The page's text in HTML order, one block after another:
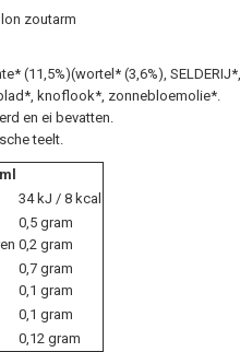
zoutarm
(11,5%)(wortel* (3,6%),
knoflook*, zonnebloemolie*.
en ei bevatten.
teelt.
34 kJ / 8 kcal
0,5 gram
0,2 gram
0,7 gram
0,1 gram
0,1 gram
0,12 gram